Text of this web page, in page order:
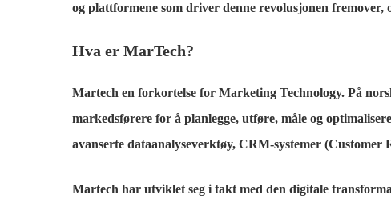
og plattformene som driver denne revolusjonen
Hva er MarTech?
Martech en forkortelse for Marketing Technology. På
markedsførere for å planlegge, utføre, måle og
avanserte dataanalyseverktøy, CRM-systemer
Martech har utviklet seg i takt med den digitale